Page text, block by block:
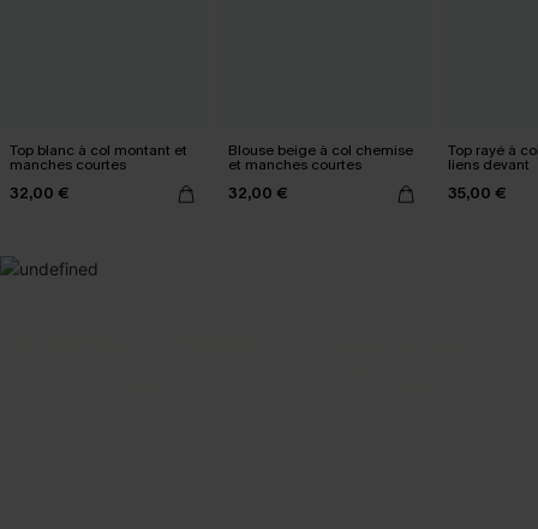
Top blanc à col montant et
manches courtes
32,00 €
Blouse beige à col chemise
et manches courtes
32,00 €
Top rayé à
liens devant
35,00 €